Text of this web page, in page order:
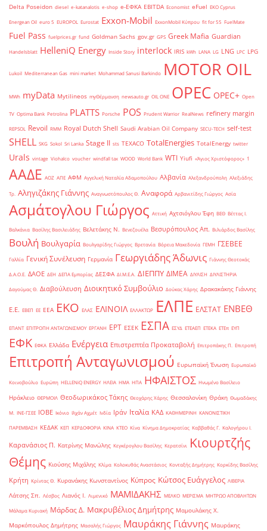
Delta Poseidon diesel e-katanalotis e-shop e-ΕΦΚΑ EBITDA Economist eFuel EKO Cyprus
Energean Oil euro 5 EUROPOL Eurostat Exxon-Mobil ExxonMobil Κύπρου fit for 55 FuelMate
Fuel Pass fuelprices.gr fund Goldman Sachs gov.gr GPS Greek Mafia Guardian
Handelsblatt HelleniQ Energy Inside Story interlock IRIS kWh LANA LG LNG LPC LPG
Lukoil Mediterranean Gas mini market Mohammad Sanusi Barkindo MOTOR OIL
MWh myData Mytilineos myΘέρμανση newsauto.gr OIL ONE OPEC OPEC+ Open
TV Optima Bank Petrolina PLATTS Porsche POS Prudent Warrior RealNews refinery margin
REPSOL Revoil RMM Royal Dutch Shell Saudi Arabian Oil Company SECU-TECH self-test
SHELL SKG Sokol Sri Lanka Stage II sts TEXACO TotalEnergies TotalEnergy twitter
Urals vintage Viohalco voucher windfall tax WOOD World Bank WTI Yiufi «Άγιος Χριστόφορος» ΄1
ΑΑΔΕ ΑΟΖ ΑΠΕ ΑΦΜ Αγγελική Ναταλία Αδαμοπούλου Αλβανία Αλεξανδρούπολη Αλεξιάδης
Τρ. Αληγιζάκης Γιάννης Αναγνωστόπουλος Θ. Αναφορά Αρβανιτίδης Γιώργος Ασία
Ασμάτογλου Γιώργος Αττική Αχτσιόγλου Έφη ΒΕΘ Βέττας Ι.
Βαλκάνια Βασίλης Βασιλειάδης Βελετάκης Ν. Βενεζουέλα Βεσυρόπουλος Απ. Βιλιάρδος Βασίλης
Βουλή Βουλγαρία Βουλγαρίδης Γιώργος Βρετανία Βόρεια Μακεδονία ΓΕΜΗ ΓΣΕΒΕΕ
Γαλλία Γενική Συνέλευση Γερμανία Γεωργιάδης Άδωνις Γιάννης Θεοτοκάς
Δ.Α.Ο.Ε. ΔΑΟΕ ΔΕΗ ΔΕΠΑ Εμπορίας ΔΕΣΦΑ ΔΙ.Μ.Ε.Α. ΔΙΕΠΠΥ ΔΙΜΕΑ ΔΙΥΛΙΣΗ ΔΙΥΛΙΣΤΗΡΙΑ
Δαγούμας Θ. Διαβούλευση Διοικητικό Συμβούλιο Δούκας Χάρης Δρακακάκης Γιάννης
Ε.Ε. ΕΒΕΠ ΕΕ ΕΕΑ ΕΚΟ ΕΛΑΣ ΕΛΙΝΟΙΛ ΕΛΛΑΚΤΩΡ ΕΛΠΕ ΕΛΣΤΑΤ ΕΝΒΕΘ
ΕΠΑΝΤ ΕΠΙΤΡΟΠΗ ΑΝΤΑΓΩΝΙΣΜΟΥ ΕΡΓΑΝΗ ΕΡΤ ΕΣΕΚ ΕΣΠΑ ΕΣΥΔ ΕΤΕΑΕΠ ΕΤΕΚΑ ΕΤΕπ ΕΥΠ
ΕΦΚ ΕΦΚΑ Ελλάδα Ενέργεια Επιστρεπτέα Προκαταβολή Επιτροπάκης Π. Επιτροπή
Επιτροπή Ανταγωνισμού Ευρωπαϊκή Ένωση Ευρωπαϊκό
Κοινοβούλιο Ευρώπη ΗELLENiQ ENERGY ΗΛΕΙΑ ΗΜΑ ΗΠΑ ΗΦΑΙΣΤΟΣ Ηνωμένο Βασίλειο
Ηράκλειο ΘΕΡΜΟΙΛ Θεοδωρικάκος Τάκης Θεοχάρης Χάρης Θεσσαλονίκη Θράκη Θωμαδάκης
Μ. ΙΝΕ-ΓΣΕΕ ΙΟΒΕ Ικόνιο Ιλχάν Αχμέτ Ινδία Ιράν Ιταλία ΚΑΔ ΚΑΘΗΜΕΡΙΝΗ ΚΑΝΟΝΙΣΤΙΚΗ
ΠΑΡΕΜΒΑΣΗ ΚΕΔΑΚ ΚΕΠ ΚΕΡΔΟΦΟΡΙΑ ΚΙΝΑ ΚΤΕΟ Κίνα Κίνημα Δημοκρατίας Καββαθάς Γ. Καλογήρου Ι.
Καρανάσιος Π. Κατρίνης Μανώλης Κεγκέρογλου Βασίλης Κερατσίνι
Κιουρτζής
Θέμης Κιούσης Μιχάλης Κλίμα Κολοκυθάς Αναστάσιος Κονταξής Δημήτρης Κορκίδης Βασίλης
Κρήτη Κρίντας Θ. Κυρανάκης Κωνσταντίνος Κύπρος Κώτσος Ευάγγελος ΛΙΒΕΡΙΑ
Λάτσης Σπ. Λέσβος Λιανός Ι. Λιμενικό ΜΑΜΙΔΑΚΗΣ ΜΕΛΚΟ ΜΕΡΙΣΜΑ ΜΗΤΡΩΟ ΑΠΟΒΛΗΤΩΝ
Μάλαμα Κυριακή Μάρδας Δ. Μακρυβέλιος Δημήτρης Μαμουλάκης Χ.
Μαρκόπουλος Δημήτρης Μασαλής Γιώργος Μαυράκης Γιάννης Μαυράκης